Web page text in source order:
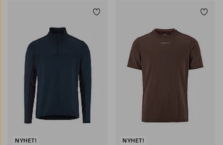
NYHET!
Legg til favoritter
NYHET!